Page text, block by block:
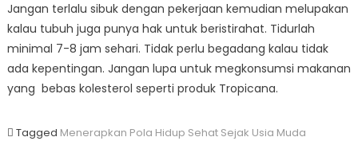
Jangan terlalu sibuk dengan pekerjaan kemudian melupakan
kalau tubuh juga punya hak untuk beristirahat. Tidurlah
minimal 7-8 jam sehari. Tidak perlu begadang kalau tidak
ada kepentingan. Jangan lupa untuk megkonsumsi makanan
yang bebas kolesterol seperti produk Tropicana.
Tagged Menerapkan Pola Hidup Sehat Sejak Usia Muda